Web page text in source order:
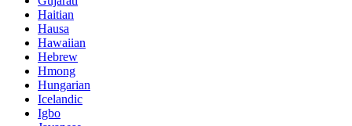
Haitian
Hausa
Hawaiian
Hebrew
Hmong
Hungarian
Icelandic
Igbo